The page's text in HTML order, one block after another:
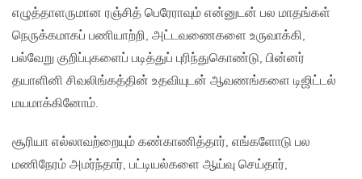
எழுத்தாளருமான ரஞ்சித் பெரேராவும் என்னுடன் பல மாதங்கள்
நெருக்கமாகப் பணியாற்றி, அட்டவணைகளை உருவாக்கி,
பல்வேறு குறிப்புகளைப் படித்துப் புரிந்துகொண்டு, பின்னர்
தயாளினி சிவலிங்கத்தின் உதவியுடன் ஆவணங்களை டிஜிட்டல்
மயமாக்கினோம்.
சூரியா எல்லாவற்றையும் கண்காணித்தார், எங்களோடு பல
மணிநேரம் அமர்ந்தார், பட்டியல்களை ஆய்வு செய்தார்,